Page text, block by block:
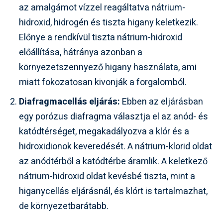
az amalgámot vízzel reagáltatva nátrium-
hidroxid, hidrogén és tiszta higany keletkezik.
Előnye a rendkívül tiszta nátrium-hidroxid
előállítása, hátránya azonban a
környezetszennyező higany használata, ami
miatt fokozatosan kivonják a forgalomból.
Diafragmacellás eljárás: Ebben az eljárásban
egy porózus diafragma választja el az anód- és
katódtérséget, megakadályozva a klór és a
hidroxidionok keveredését. A nátrium-klorid oldat
az anódtérből a katódtérbe áramlik. A keletkező
nátrium-hidroxid oldat kevésbé tiszta, mint a
higanycellás eljárásnál, és klórt is tartalmazhat,
de környezetbarátabb.